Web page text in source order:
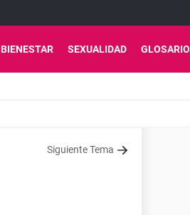
BIENESTAR SEXUALIDAD GLOSARIO
Siguiente Tema